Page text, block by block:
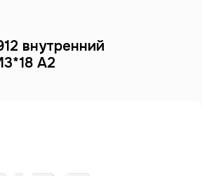
внутренний
А2